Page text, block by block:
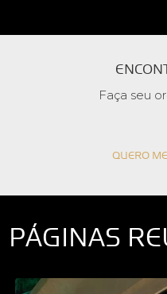
Faça seu
QUERO
PÁGINAS